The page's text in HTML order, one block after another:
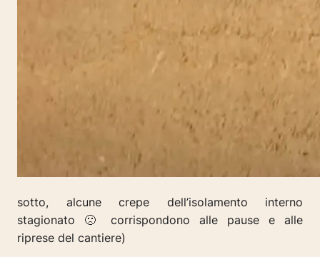
sotto, alcune crepe dell’isolamento interno
stagionato 🙁 corrispondono alle pause e alle
riprese del cantiere)